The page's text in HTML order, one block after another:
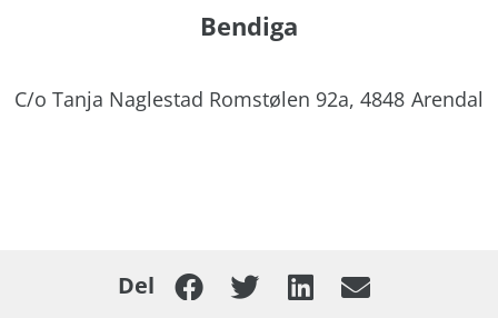
Bendiga
C/o Tanja Naglestad Romstølen 92a, 4848 Arendal
Del